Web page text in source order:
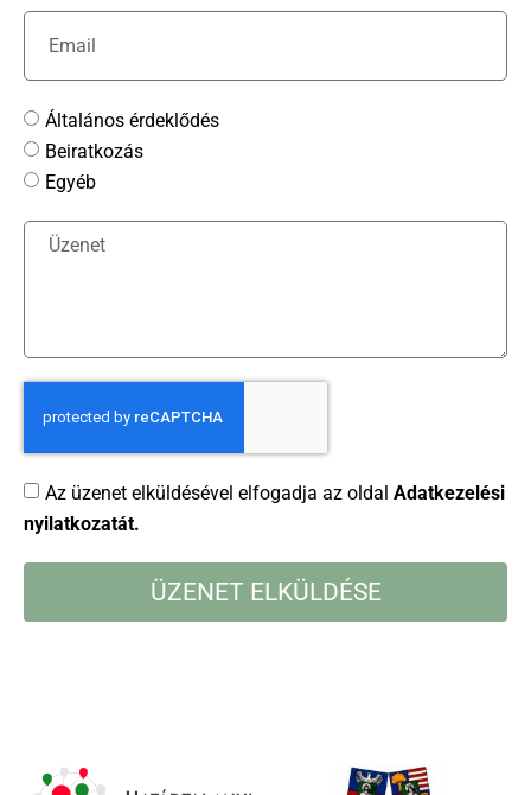
Általános érdeklődés
Beiratkozás
Egyéb
Az üzenet elküldésével elfogadja az oldal Adatkezelési
nyilatkozatát.
ÜZENET ELKÜLDÉSE